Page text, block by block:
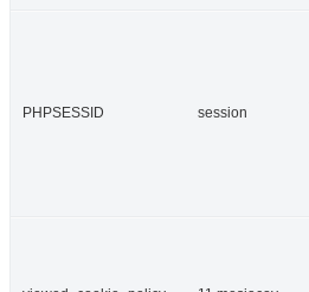
PHPSESSID session